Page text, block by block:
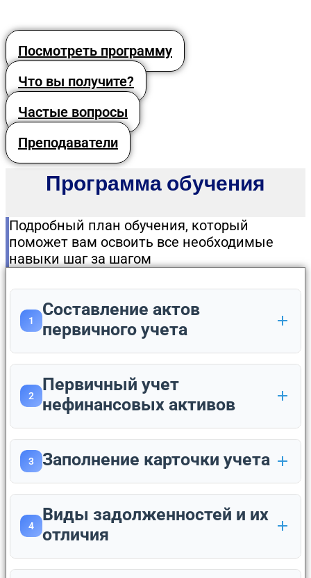
Посмотреть программу
Что вы получите?
Частые вопросы
Преподаватели
Программа обучения
Подробный план обучения, который
поможет вам освоить все необходимые
навыки шаг за шагом
1
Составление актов
первичного учета
2
Первичный учет
нефинансовых активов
3 Заполнение карточки учета
4
Виды задолженностей и их
отличия